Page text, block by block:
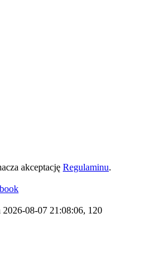
akceptację Regulaminu.
2026-08-07 21:08:06, 120